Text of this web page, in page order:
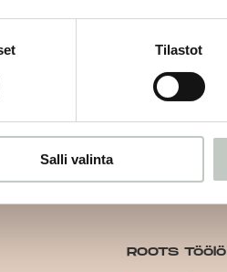
Tilastot
Salli valinta
ROOTS Töölö